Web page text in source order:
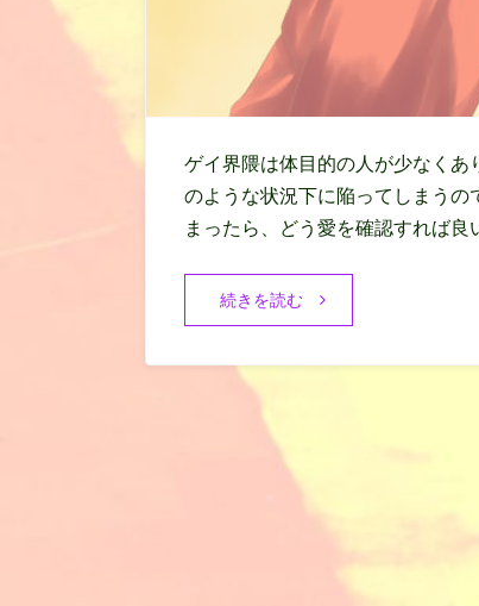
ゲイ界隈は体目的の人が少なくあ
のような状況下に陥ってしまう
まったら、どう愛を確認すれば
続きを読む